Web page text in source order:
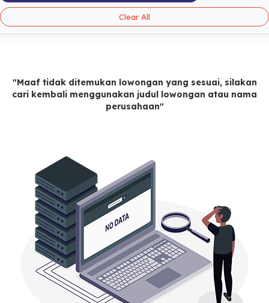
Clear All
"Maaf tidak ditemukan lowongan yang sesuai, silakan
cari kembali menggunakan judul lowongan atau nama
perusahaan"